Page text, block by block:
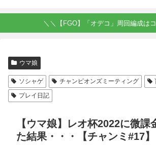
＼＼【FGO】「オデコ」周回編成は
ウマ娘
ソシャゲ チャンピオンズミーティング
プレイ日記
【ウマ娘】レオ杯2022に微課
た結果・・・【チャンミ#17】